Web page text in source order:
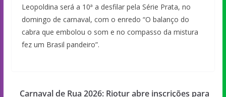
Leopoldina será a 10ª a desfilar pela Série Prata, no
domingo de carnaval, com o enredo “O balanço do
cabra que embolou o som e no compasso da mistura
fez um Brasil pandeiro”.
Carnaval de Rua 2026: Riotur abre inscrições para